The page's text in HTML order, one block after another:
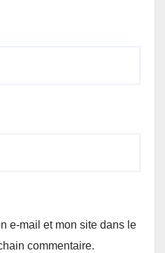
e-mail et mon site dans le
commentaire.